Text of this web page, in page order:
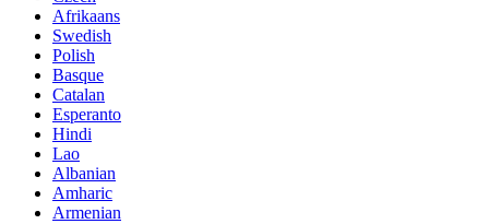
Afrikaans
Swedish
Polish
Basque
Catalan
Esperanto
Hindi
Lao
Albanian
Amharic
Armenian